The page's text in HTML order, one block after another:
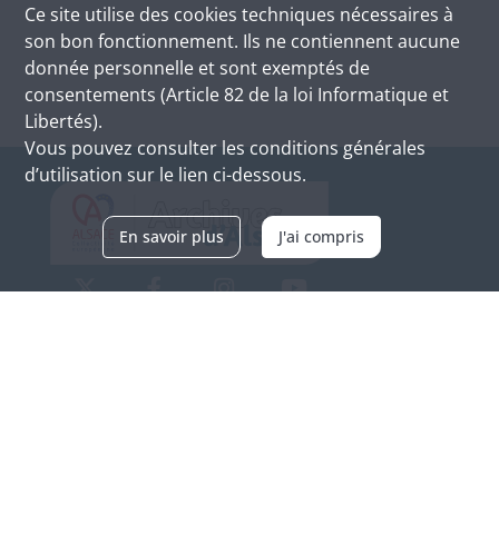
Ce site utilise des cookies techniques nécessaires à
son bon fonctionnement. Ils ne contiennent aucune
donnée personnelle et sont exemptés de
consentements (Article 82 de la loi Informatique et
Libertés).
Vous pouvez consulter les conditions générales
d’utilisation sur le lien ci-dessous.
En savoir plus J'ai compris